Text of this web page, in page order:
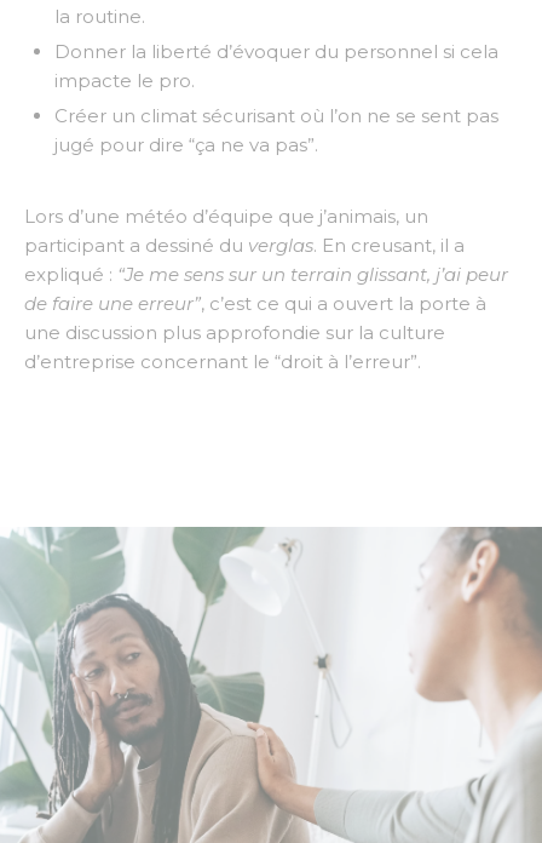
la routine.
Donner la liberté d’évoquer du personnel si cela
impacte le pro.
Créer un climat sécurisant où l’on ne se sent pas
jugé pour dire “ça ne va pas”.
Lors d’une météo d’équipe que j’animais, un
participant a dessiné du verglas. En creusant, il a
expliqué : “Je me sens sur un terrain glissant, j’ai peur
de faire une erreur”, c’est ce qui a ouvert la porte à
une discussion plus approfondie sur la culture
d’entreprise concernant le “droit à l’erreur”.